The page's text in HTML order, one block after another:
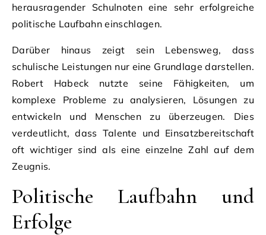
herausragender Schulnoten eine sehr erfolgreiche
politische Laufbahn einschlagen.
Darüber hinaus zeigt sein Lebensweg, dass
schulische Leistungen nur eine Grundlage darstellen.
Robert Habeck nutzte seine Fähigkeiten, um
komplexe Probleme zu analysieren, Lösungen zu
entwickeln und Menschen zu überzeugen. Dies
verdeutlicht, dass Talente und Einsatzbereitschaft
oft wichtiger sind als eine einzelne Zahl auf dem
Zeugnis.
Politische Laufbahn und
Erfolge